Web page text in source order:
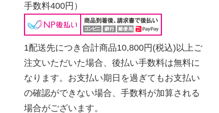
手数料400円）
1配送先につき合計商品10,800円(税込)以上ご
注文いただいた場合、後払い手数料は無料に
なります。お支払い期日を過ぎてもお支払い
の確認ができない場合、手数料が加算される
場合がございます。